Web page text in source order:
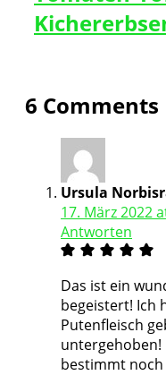
6 Comments
Ursula
17. März 2022
Antworten
Das ist ein
begeistert! Ich
Putenfleisch
untergehoben!
bestimmt